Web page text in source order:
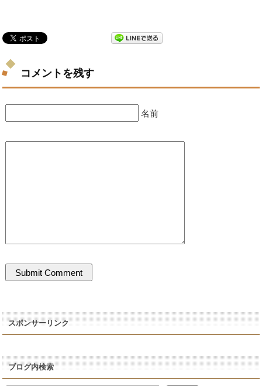
コメントを残す
名前
スポンサーリンク
ブログ内検索